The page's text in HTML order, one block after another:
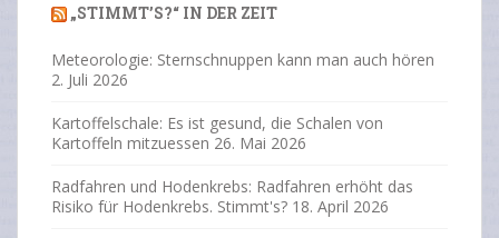
„STIMMT’S?“ IN DER ZEIT
Meteorologie: Sternschnuppen kann man auch hören
2. Juli 2026
Kartoffelschale: Es ist gesund, die Schalen von
Kartoffeln mitzuessen 26. Mai 2026
Radfahren und Hodenkrebs: Radfahren erhöht das
Risiko für Hodenkrebs. Stimmt's? 18. April 2026